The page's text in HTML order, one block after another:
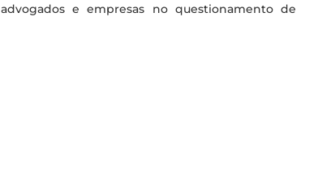
e empresas no questionamento de